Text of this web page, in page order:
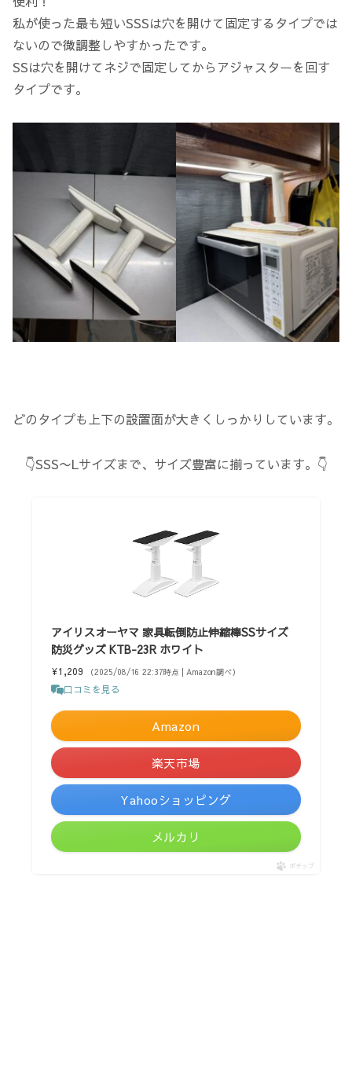
私が使った最も短いSSSは穴を開けて固定するタイプでは
ないので微調整しやすかったです。
SSは穴を開けてネジで固定してからアジャスターを回す
タイプです。
どのタイプも上下の設置面が大きくしっかりしています。
👇SSS〜Lサイズまで、サイズ豊富に揃っています。👇
アイリスオーヤマ 家具転倒防止伸縮棒SSサイズ
防災グッズ KTB-23R ホワイト
¥1,209 （2025/08/16 22:37時点 | Amazon調べ）
口コミを見る
Amazon
楽天市場
Yahooショッピング
メルカリ
ポチップ